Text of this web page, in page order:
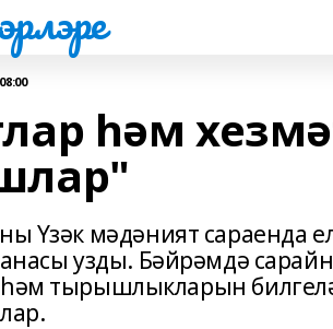
һәм
Үзәк мәдәният сараенда
узды. Бәйрәмдә
тырышлыкларын